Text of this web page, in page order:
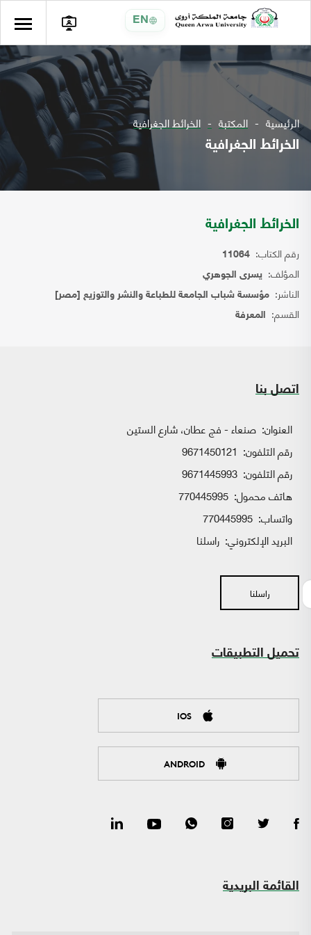
EN
الرئيسية المكتبة الخرائط الجغرافية
الخرائط الجغرافية
الخرائط الجغرافية
رقم الكتاب: 11064
المؤلف: يسرى الجوهري
الناشر: مؤسسة شباب الجامعة للطباعة والنشر والتوزيع [مصر]
القسم: المعرفة
اتصل بنا
العنوان: صنعاء - فج عطان، شارع الستين
رقم التلفون: 9671450121
رقم التلفون: 9671445993
هاتف محمول: 770445995
واتساب:
البريد الإلكتروني: راسلنا
راسلنا
تحميل التطبيقات
IOS
ANDROID
القائمة البريدية